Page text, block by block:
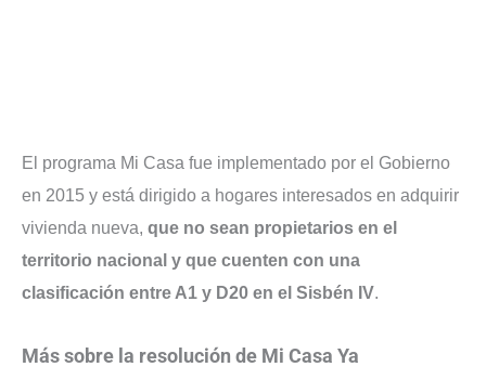
El programa Mi Casa fue implementado por el Gobierno
en 2015 y está dirigido a hogares interesados en adquirir
vivienda nueva, que no sean propietarios en el
territorio nacional y que cuenten con una
clasificación entre A1 y D20 en el Sisbén IV.
Más sobre la resolución de Mi Casa Ya